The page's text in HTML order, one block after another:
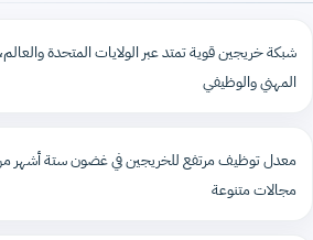
شبكة خريجين قوية تمتد عبر الولايات المتحدة
المهني والوظيفي
معدل توظيف مرتفع للخريجين في غضون ستة أشهر
مجالات متنوعة